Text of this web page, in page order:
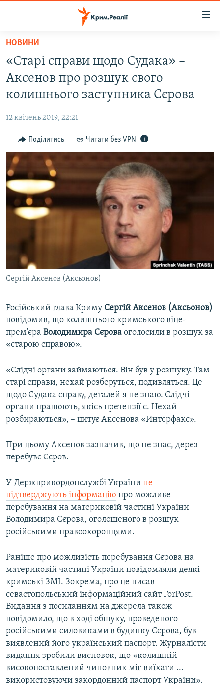
Перейти
основного
матеріалу
до
основної
Перейти
до
пошуку
ВОДА.КРИМ
ВІДЕО ТА ФОТО
БЛОГИ
ПОГЛЯД
ІНТЕРВ'Ю
ВСЕ ЗА ДЕНЬ
СПЕЦПРОЕКТИ
ДЕПОРТАЦІЯ
УКРАЇНСЬКА ПРОБЛЕМА КРИМУ
ІНФОГРАФІКА
ЯК ОБІЙТИ БЛОКУВАННЯ
Русский
Qırımtatar
ДОЛУЧАЙСЯ!
Усі сайти RFE/RL
НОВИНИ
«Старі справи щодо Судака» –
Аксенов про розшук свого
колишнього заступника Сєрова
12 квітень 2019, 22:21
Поділитись Читати без VPN
Сергій Аксенов (Аксьонов)
Російський глава Криму Сергій Аксенов (Аксьонов)
повідомив, що колишнього кримського віце-
прем'єра Володимира Сєрова оголосили в розшук за
«старою справою».
«Слідчі органи займаються. Він був у розшуку. Там
старі справи, нехай розберуться, подивляться. Це
щодо Судака справу, деталей я не знаю. Слідчі
органи працюють, якісь претензії є. Нехай
розбираються», – цитує Аксенова «Интерфакс».
При цьому Аксенов зазначив, що не знає, дерез
перебувє Сєров.
У Держприкордонслужбі України не
підтверджують інформацію про можливе
перебування на материковій частині України
Володимира Сєрова, оголошеного в розшук
російськими правоохоронцями.
Раніше про можливість перебування Сєрова на
материковій частині України повідомляли деякі
кримські ЗМІ. Зокрема, про це писав
севастопольський інформаційний сайт ForPost.
Видання з посиланням на джерела також
повідомило, що в ході обшуку, проведеного
російськими силовиками в будинку Сєрова, був
виявлений його український паспорт. Журналісти
видання зробили висновок, що «колишній
високопоставлений чиновник міг виїхати ...
використовуючи закордонний паспорт України».